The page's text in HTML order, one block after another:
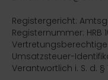
Registergericht:
Registernummer: HRB
Umsatzsteuer-
Verantwortlich i. S. d. §
Ersatzteile
Ersatzteile